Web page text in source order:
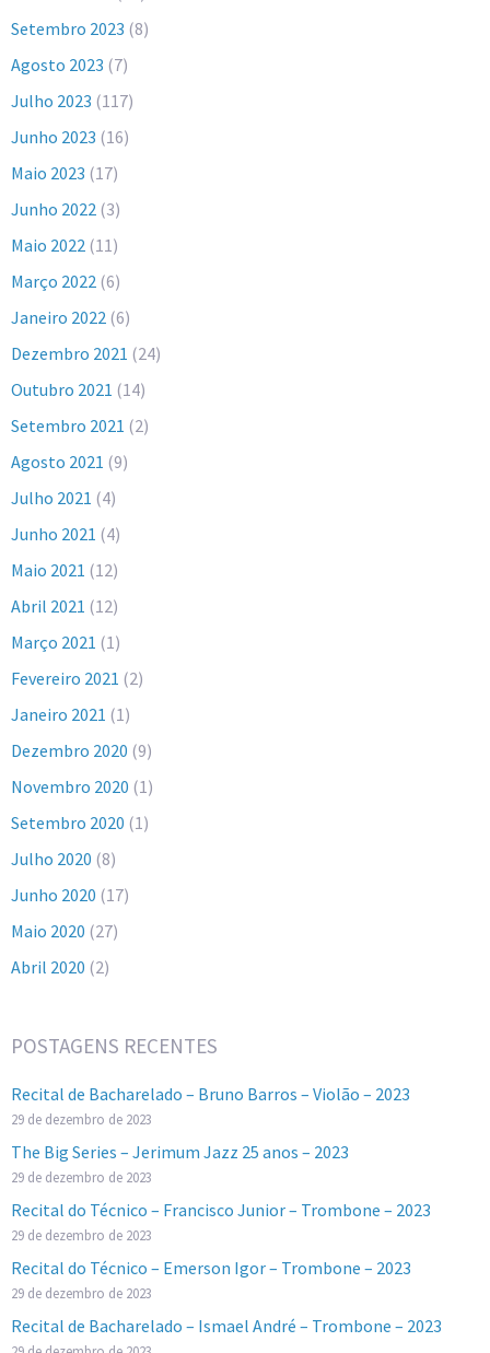
Setembro 2023 (8)
Agosto 2023 (7)
Julho 2023 (117)
Junho 2023 (16)
Maio 2023 (17)
Junho 2022 (3)
Maio 2022 (11)
Março 2022 (6)
Janeiro 2022 (6)
Dezembro 2021 (24)
Outubro 2021 (14)
Setembro 2021 (2)
Agosto 2021 (9)
Julho 2021 (4)
Junho 2021 (4)
Maio 2021 (12)
Abril 2021 (12)
Março 2021 (1)
Fevereiro 2021 (2)
Janeiro 2021 (1)
Dezembro 2020 (9)
Novembro 2020 (1)
Setembro 2020 (1)
Julho 2020 (8)
Junho 2020 (17)
Maio 2020 (27)
Abril 2020 (2)
POSTAGENS RECENTES
Recital de Bacharelado – Bruno Barros – Violão – 2023
29 de dezembro de 2023
The Big Series – Jerimum Jazz 25 anos – 2023
29 de dezembro de 2023
Recital do Técnico – Francisco Junior – Trombone – 2023
29 de dezembro de 2023
Recital do Técnico – Emerson Igor – Trombone – 2023
29 de dezembro de 2023
Recital de Bacharelado – Ismael André – Trombone – 2023